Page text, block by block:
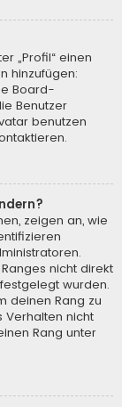
„Profil“ einen
hinzufügen:
Board-
Benutzer
benutzen
zeigen an, wie
nicht direkt
wurden.
deinen Rang zu
nicht
Rang unter